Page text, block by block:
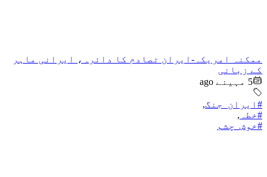
ممکنہ امریکہ-ایران تصادم کا دائرہ، ایرانی ماہر
کے زبانی
5 مہینے ago
#ایران_جنگ,
#خطہ ,
#خوش_چشم